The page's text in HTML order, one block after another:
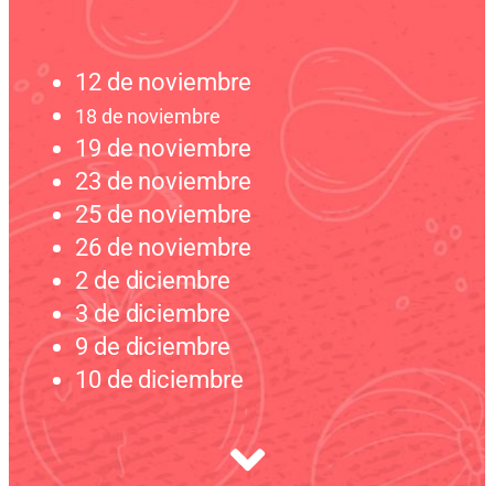
12 de noviembre
18 de noviembre
19 de noviembre
23 de noviembre
25 de noviembre
26 de noviembre
2 de diciembre
3 de diciembre
9 de diciembre
10 de diciembre